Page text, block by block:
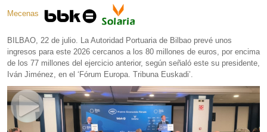
Mecenas
BILBAO, 22 de julio. La Autoridad Portuaria de Bilbao prevé unos
ingresos para este 2026 cercanos a los 80 millones de euros, por encima
de los 77 millones del ejercicio anterior, según señaló este su presidente,
Iván Jiménez, en el ‘Fórum Europa. Tribuna Euskadi’.